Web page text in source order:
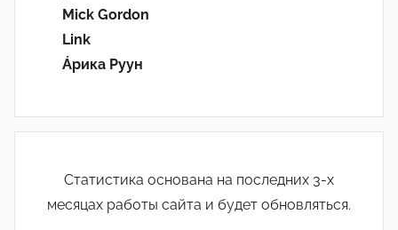
Mick Gordon
Link
Áрика Руун
Статистика основана на последних 3-х
месяцах работы сайта и будет обновляться.